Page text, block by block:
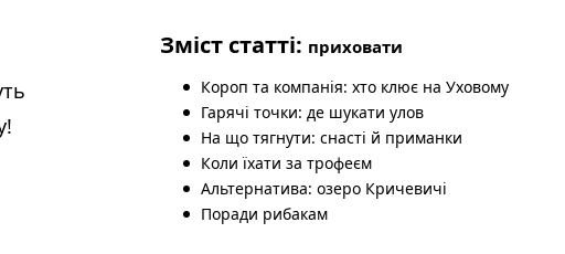
Зміст статті: приховати
Короп та компанія: хто клює на Уховому
Гарячі точки: де шукати улов
На що тягнути: снасті й приманки
Коли їхати за трофеєм
Альтернатива: озеро Кричевичі
Поради рибакам